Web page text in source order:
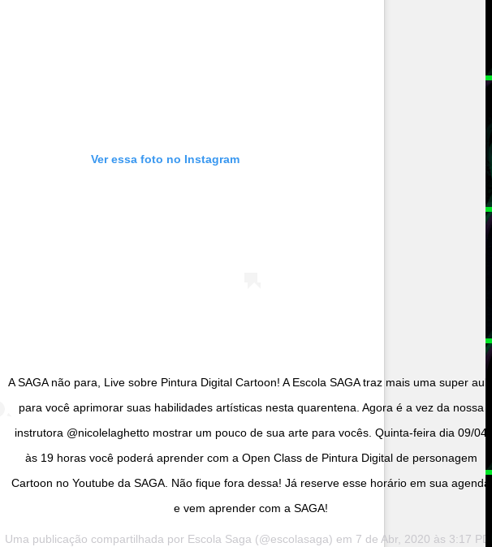
Ver essa foto no Instagram
A SAGA não para, Live sobre Pintura Digital Cartoon! A Escola SAGA traz mais uma super aula
para você aprimorar suas habilidades artísticas nesta quarentena. Agora é a vez da nossa
instrutora @nicolelaghetto mostrar um pouco de sua arte para vocês. Quinta-feira dia 09/04
às 19 horas você poderá aprender com a Open Class de Pintura Digital de personagem
Cartoon no Youtube da SAGA. Não fique fora dessa! Já reserve esse horário em sua agenda
e vem aprender com a SAGA!
Uma publicação compartilhada por Escola Saga (@escolasaga) em 7 de Abr, 2020 às 3:17 PDT